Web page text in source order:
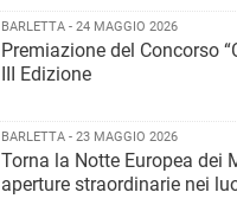
BARLETTA - 24 MAGGIO 2026
Premiazione del Concorso
III Edizione
BARLETTA - 23 MAGGIO 2026
Torna la Notte Europea dei
aperture straordinarie nei